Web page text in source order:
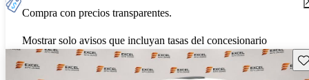
Compra con precios transparentes.
Mostrar solo avisos que incluyan tasas del concesionario